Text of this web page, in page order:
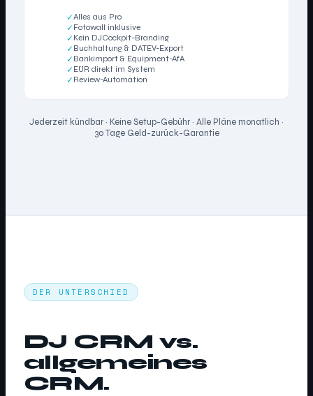
✓Alles aus Pro
✓ Fotowall inklusive
✓ Kein DJCockpit-Branding
✓ Buchhaltung & DATEV-Export
✓ Bankimport & Equipment-AfA
✓ EÜR direkt im System
✓ Review-Automation
Jederzeit kündbar · Keine Setup-Gebühr · Alle Pläne monatlich ·
30 Tage Geld-zurück-Garantie
DER UNTERSCHIED
DJ CRM vs.
allgemeines
CRM.